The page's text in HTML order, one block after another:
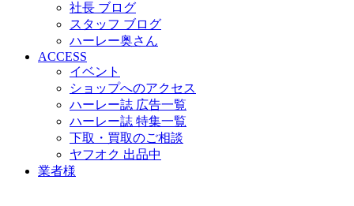
社長 ブログ
スタッフ ブログ
ハーレー奥さん
ACCESS
イベント
ショップへのアクセス
ハーレー誌 広告一覧
ハーレー誌 特集一覧
下取・買取のご相談
ヤフオク 出品中
業者様